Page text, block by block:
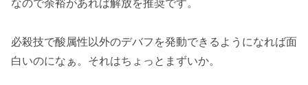
なので余裕があれば解放を推奨です。
必殺技で酸属性以外のデバフを発動できるようになれば面
白いのになぁ。それはちょっとまずいか。